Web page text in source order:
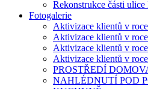
Rekonstrukce části ulice
Fotogalerie
Aktivizace klientů v
Aktivizace klientů v
Aktivizace klientů v
Aktivizace klientů v
PROSTŘEDÍ
NAHLÉDNUTÍ POD